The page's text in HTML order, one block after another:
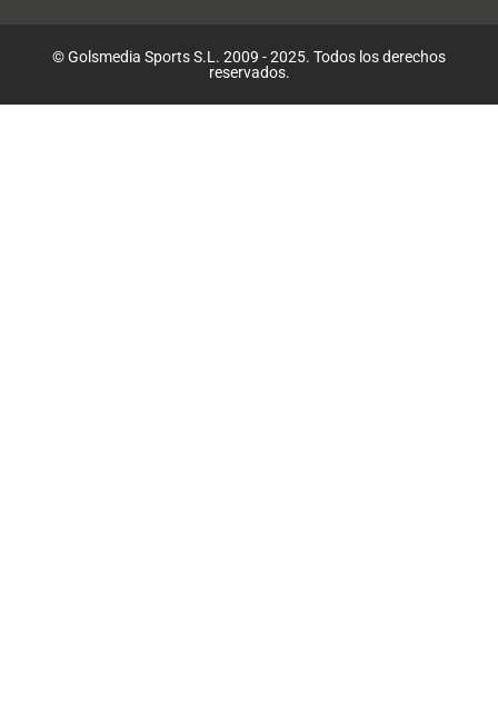
© Golsmedia Sports S.L. 2009 - 2025. Todos los derechos
reservados.